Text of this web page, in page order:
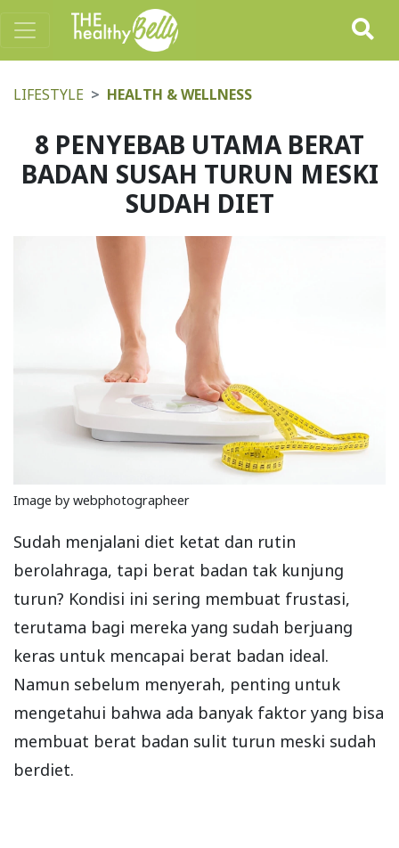
LIFESTYLE HEALTH & WELLNESS
8 PENYEBAB UTAMA BERAT
BADAN SUSAH TURUN MESKI
SUDAH DIET
Image by webphotographeer
Sudah menjalani diet ketat dan rutin
berolahraga, tapi berat badan tak kunjung
turun? Kondisi ini sering membuat frustasi,
terutama bagi mereka yang sudah berjuang
keras untuk mencapai berat badan ideal.
Namun sebelum menyerah, penting untuk
mengetahui bahwa ada banyak faktor yang bisa
membuat berat badan sulit turun meski sudah
berdiet.